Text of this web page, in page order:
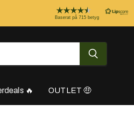
Baserat på 715 betyg
🔥 OUTLET 🤑